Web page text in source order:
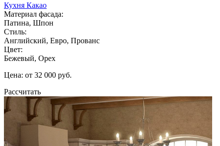
Кухня Какао
Материал фасада:
Патина, Шпон
Стиль:
Английский, Евро, Прованс
Цвет:
Бежевый, Орех
Цена: от 32 000 руб.
Рассчитать